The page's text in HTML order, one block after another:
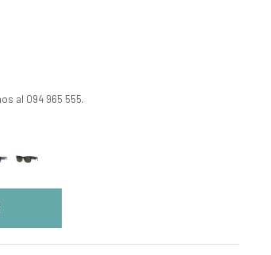
al 094 965 555.